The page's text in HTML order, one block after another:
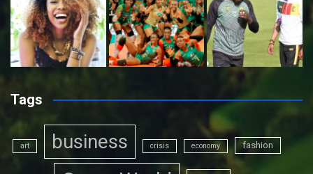
Tags
art business crisis economy fashion